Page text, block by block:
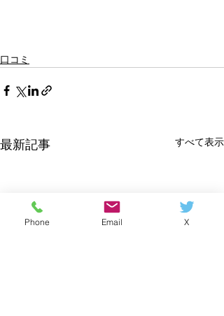
口コミ
最新記事 すべて表示
Phone Email X